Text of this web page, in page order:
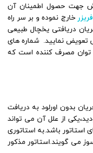
جهت حصول اطمینان آن
خارج نموده و بر سر راه
دریافتی یخچال طبیعی
تعویض نمایید. شماره های
و توان مصرف کننده است که
بدون اورلود به دریافت
از علل آن می تواند
استاتور باشد.به استاتوری
می گویند.استاتور مذکور